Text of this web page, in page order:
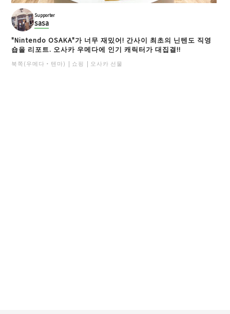
Supporter
sasa
"Nintendo OSAKA"가 너무 재밌어! 간사이 최초의 닌텐도 직영
숍을 리포트. 오사카 우메다에 인기 캐릭터가 대집결!!
북쪽(우메다・텐마) 쇼핑 오사카 선물